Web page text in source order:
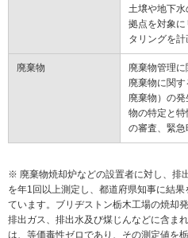
土壌や地下
拠点を対象
タリングを計
廃棄物
廃棄物管理
廃棄物に関
廃棄物）の
物の特定と
の審査、緊急
※ 廃棄物焼却炉などの設置者に対し、排
を年1回以上測定し、都道府県知事に結
ています。ブリヂストン栃木工場の焼却
排出ガス、排出水及び煤じんなどに含ま
は、等価毒性ゼロであり、その測定値を